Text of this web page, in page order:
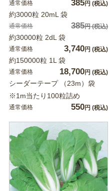
通常価格 385円 (税込)
約3000粒 20mL 袋
通常価格 385円(税込)
約30000粒 2dL 袋
通常価格 3,740円 (税込)
約150000粒 1L 袋
通常価格 18,700円 (税込)
シーダーテープ （23m）袋
※1m当たり100粒詰め
通常価格 550円 (税込)